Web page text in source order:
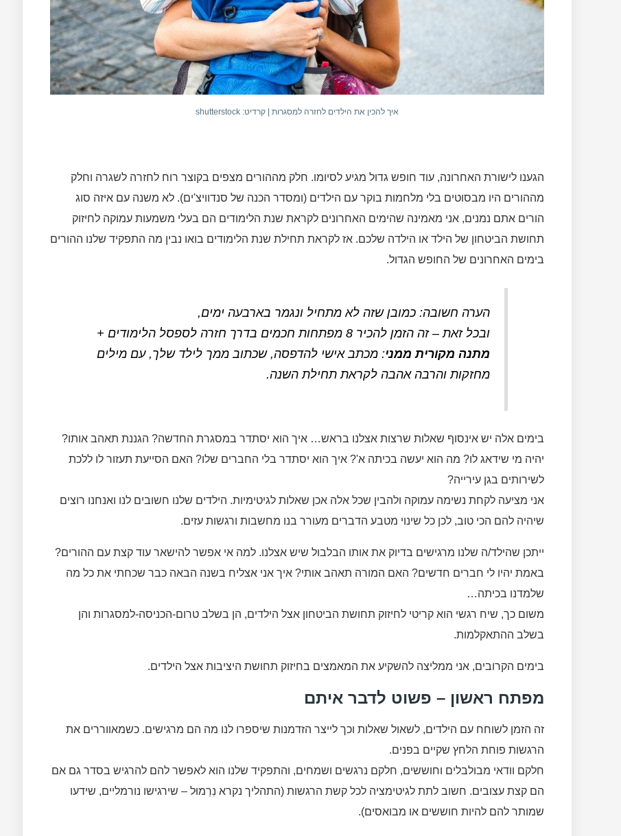
איך להכין את הילדים לחזרה למסגרות | קרדיט: shutterstock
הגענו לישורת האחרונה, עוד חופש גדול מגיע לסיומו. חלק מההורים מצפים בקוצר רוח לחזרה לשגרה וחלק
מההורים היו מבסוטים בלי מלחמות בוקר עם הילדים (ומסדר הכנה של סנדוויצ'ים). לא משנה עם איזה סוג
הורים אתם נמנים, אני מאמינה שהימים האחרונים לקראת שנת הלימודים הם בעלי משמעות עמוקה לחיזוק
תחושת הביטחון של הילד או הילדה שלכם. אז לקראת תחילת שנת הלימודים בואו נבין מה התפקיד שלנו ההורים
בימים האחרונים של החופש הגדול.
הערה חשובה: כמובן שזה לא מתחיל ונגמר בארבעה ימים,
ובכל זאת – זה הזמן להכיר 8 מפתחות חכמים בדרך חזרה לספסל הלימודים +
מתנה מקורית ממני: מכתב אישי להדפסה, שכתוב ממך לילד שלך, עם מילים
מחזקות והרבה אהבה לקראת תחילת השנה.
בימים אלה יש אינסוף שאלות שרצות אצלנו בראש… איך הוא יסתדר במסגרת החדשה? הגננת תאהב אותו?
יהיה מי שידאג לו? מה הוא יעשה בכיתה א'? איך הוא יסתדר בלי החברים שלו? האם הסייעת תעזור לו ללכת
לשירותים בגן עירייה?
אני מציעה לקחת נשימה עמוקה ולהבין שכל אלה אכן שאלות לגיטימיות. הילדים שלנו חשובים לנו ואנחנו רוצים
שיהיה להם הכי טוב, לכן כל שינוי מטבע הדברים מעורר בנו מחשבות ורגשות עזים.
ייתכן שהילד/ה שלנו מרגישים בדיוק את אותו הבלבול שיש אצלנו. למה אי אפשר להישאר עוד קצת עם ההורים?
באמת יהיו לי חברים חדשים? האם המורה תאהב אותי? איך אני אצליח בשנה הבאה כבר שכחתי את כל מה
שלמדנו בכיתה…
משום כך, שיח רגשי הוא קריטי לחיזוק תחושת הביטחון אצל הילדים, הן בשלב טרום-הכניסה-למסגרות והן
בשלב ההתאקלמות.
בימים הקרובים, אני ממליצה להשקיע את המאמצים בחיזוק תחושת היציבות אצל הילדים.
מפתח ראשון – פשוט לדבר איתם
זה הזמן לשוחח עם הילדים, לשאול שאלות וכך לייצר הזדמנות שיספרו לנו מה הם מרגישים. כשמאווררים את
הרגשות פוחת הלחץ שקיים בפנים.
חלקם וודאי מבולבלים וחוששים, חלקם נרגשים ושמחים, והתפקיד שלנו הוא לאפשר להם להרגיש בסדר גם אם
הם קצת עצובים. חשוב לתת לגיטימציה לכל קשת הרגשות (התהליך נקרא נִרְמוּל – שירגישו נורמליים, שידעו
שמותר להם להיות חוששים או מבואסים).